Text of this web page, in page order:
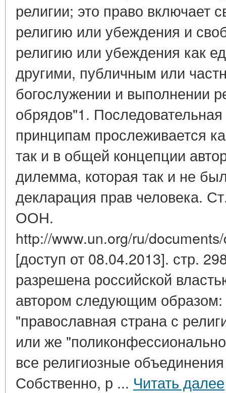
религии; это право включает
религию или убеждения и
религию или убеждения как
другими, публичным или
богослужении и выполнении
обрядов"1.
принципам прослеживается
так и в общей концепции
дилемма, которая так и не
декларация прав человека.
ООН.
http://www.un.org/ru/
[доступ от 08.04.2013]. стр.
разрешена российской
автором следующим образом:
"православная страна с
или же
все религиозные
Собственно, р ... Читать далее